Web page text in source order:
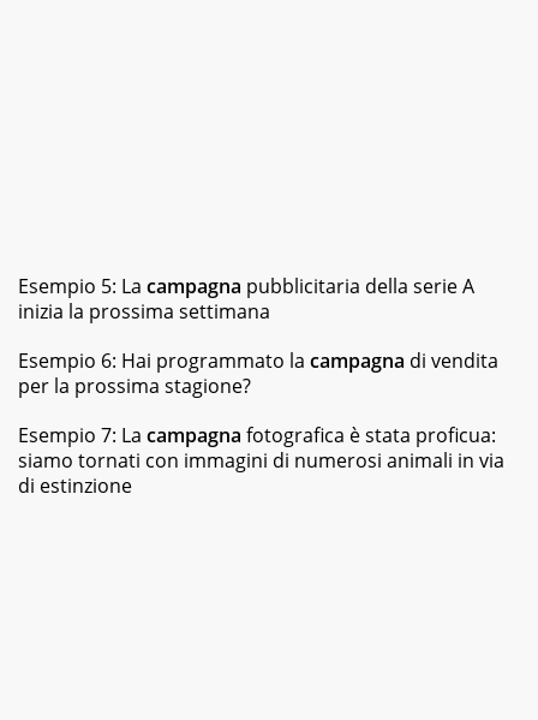
Esempio 5: La campagna pubblicitaria della serie A
inizia la prossima settimana
Esempio 6: Hai programmato la campagna di vendita
per la prossima stagione?
Esempio 7: La campagna fotografica è stata proficua:
siamo tornati con immagini di numerosi animali in via
di estinzione